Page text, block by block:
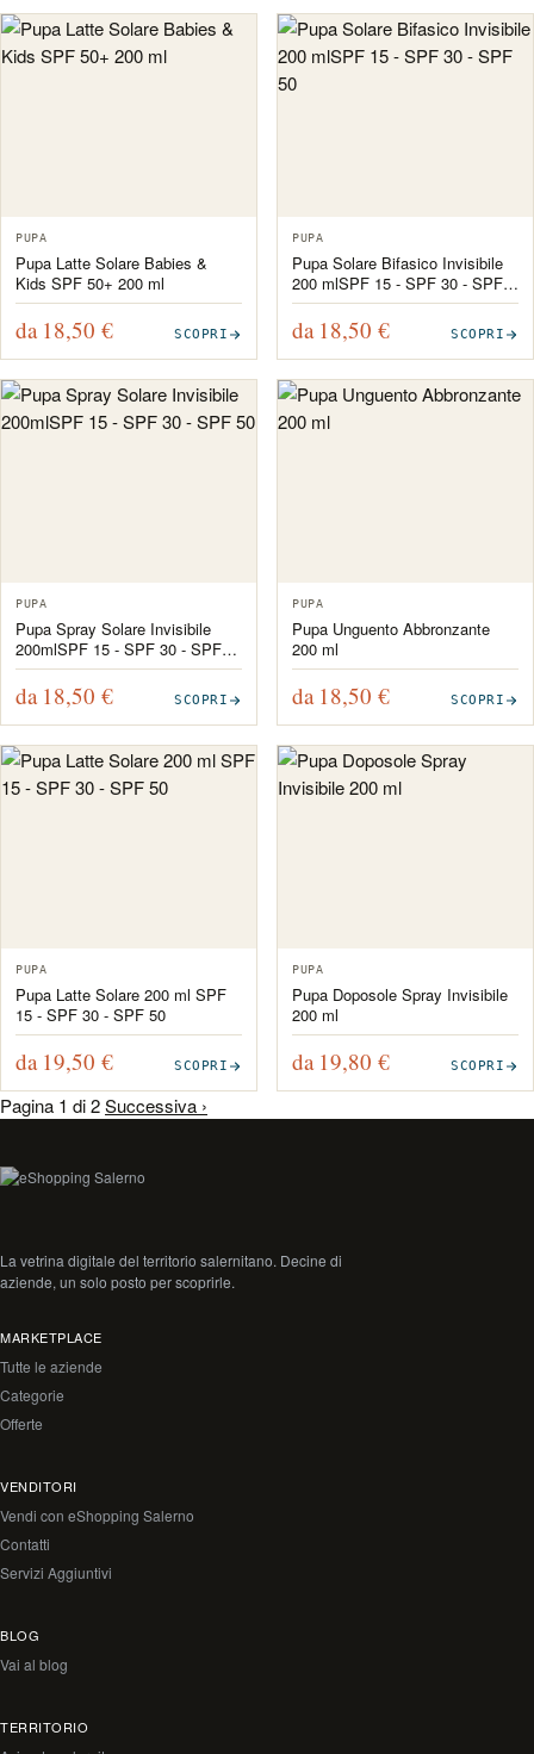
PUPA
Pupa Latte Solare Babies &
Kids SPF 50+ 200 ml
da 18,50€ SCOPRI
PUPA
Pupa Solare Bifasico Invisibile
200 mlSPF 15 - SPF 30 - SPF
50
da 18,50€ SCOPRI
PUPA
Pupa Spray Solare Invisibile
200mlSPF 15 - SPF 30 - SPF
50
da 18,50€ SCOPRI
PUPA
Pupa Unguento Abbronzante
200 ml
da 18,50€ SCOPRI
PUPA
Pupa Latte Solare 200 ml SPF
15 - SPF 30 - SPF 50
da 19,50€ SCOPRI
PUPA
Pupa Doposole Spray Invisibile
200 ml
da 19,80€ SCOPRI
Pagina 1 di 2Successiva ›
La vetrina digitale del territorio salernitano. Decine di
aziende, un solo posto per scoprirle.
MARKETPLACE
Tutte le aziende
Categorie
Offerte
VENDITORI
Vendi con eShopping Salerno
Contatti
Servizi Aggiuntivi
BLOG
Vai al blog
TERRITORIO